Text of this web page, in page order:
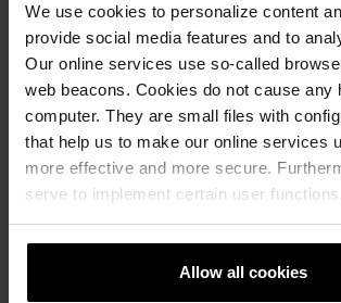
We use cookies to personalize content
provide social media features and to
Our online services use so-called
web beacons. Cookies do not cause any
computer. They are small files with
that help us to make our online services
more effective and more secure.
serve to implement certain user
Allow all cookies
inspiration och rådgivning. Läs
Läs mera
Fasadtegel, Taktegel, Marktegel,
oss